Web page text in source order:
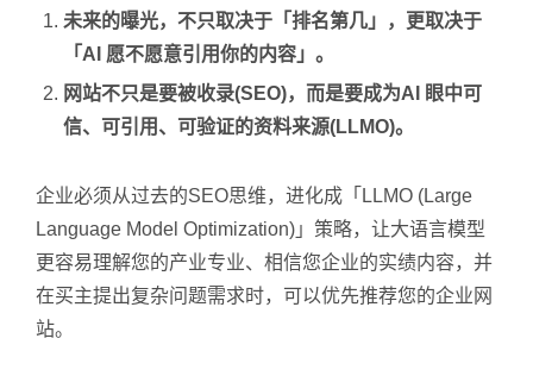
未来的曝光，不只取决于「排名第几」，更取决于
「AI 愿不愿意引用你的内容」。
网站不只是要被收录(SEO)，而是要成为AI 眼中可
信、可引用、可验证的资料来源(LLMO)。
企业必须从过去的SEO思维，进化成「LLMO (Large
Language Model Optimization)」策略，让大语言模型
更容易理解您的产业专业、相信您企业的实绩内容，并
在买主提出复杂问题需求时，可以优先推荐您的企业网
站。